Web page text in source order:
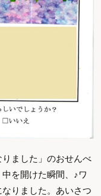
ました」のおせんべ
を開けた瞬間、♪ワ
りました。あいさつ